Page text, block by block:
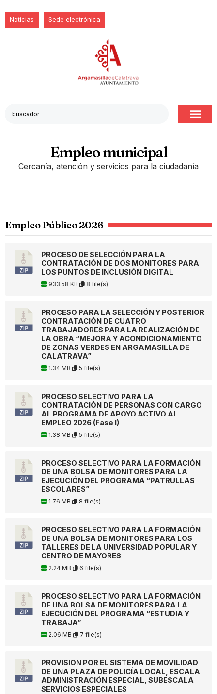
Noticias Sede electrónica
Empleo municipal
Cercanía, atención y servicios para la ciudadanía
Empleo Público 2026
PROCESO DE SELECCIÓN PARA LA
CONTRATACIÓN DE DOS MONITORES PARA
LOS PUNTOS DE INCLUSIÓN DIGITAL
933.58 KB 8 file(s)
PROCESO PARA LA SELECCIÓN Y POSTERIOR
CONTRATACIÓN DE CUATRO
TRABAJADORES PARA LA REALIZACIÓN DE
LA OBRA “MEJORA Y ACONDICIONAMIENTO
DE ZONAS VERDES EN ARGAMASILLA DE
CALATRAVA”
1.34 MB 5 file(s)
PROCESO SELECTIVO PARA LA
CONTRATACIÓN DE PERSONAS CON CARGO
AL PROGRAMA DE APOYO ACTIVO AL
EMPLEO 2026 (Fase I)
1.38 MB 5 file(s)
PROCESO SELECTIVO PARA LA FORMACIÓN
DE UNA BOLSA DE MONITORES PARA LA
EJECUCIÓN DEL PROGRAMA “PATRULLAS
ESCOLARES”
1.76 MB 8 file(s)
PROCESO SELECTIVO PARA LA FORMACIÓN
DE UNA BOLSA DE MONITORES PARA LOS
TALLERES DE LA UNIVERSIDAD POPULAR Y
CENTRO DE MAYORES
2.24 MB 6 file(s)
PROCESO SELECTIVO PARA LA FORMACIÓN
DE UNA BOLSA DE MONITORES PARA LA
EJECUCIÓN DEL PROGRAMA “ESTUDIA Y
TRABAJA”
2.06 MB 7 file(s)
PROVISIÓN POR EL SISTEMA DE MOVILIDAD
DE UNA PLAZA DE POLICÍA LOCAL, ESCALA
ADMINISTRACIÓN ESPECIAL, SUBESCALA
SERVICIOS ESPECIALES